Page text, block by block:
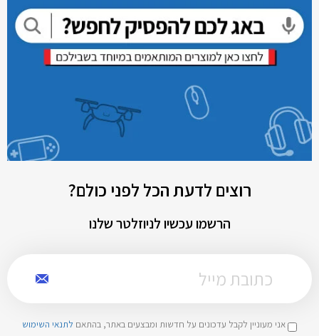
רוצים לדעת הכל לפני כולם?
הרשמו עכשיו לניוזלטר שלנו
אני מעוניין לקבל עדכונים על חדשות ומבצעים באתר, בהתאם לתנאי השימוש